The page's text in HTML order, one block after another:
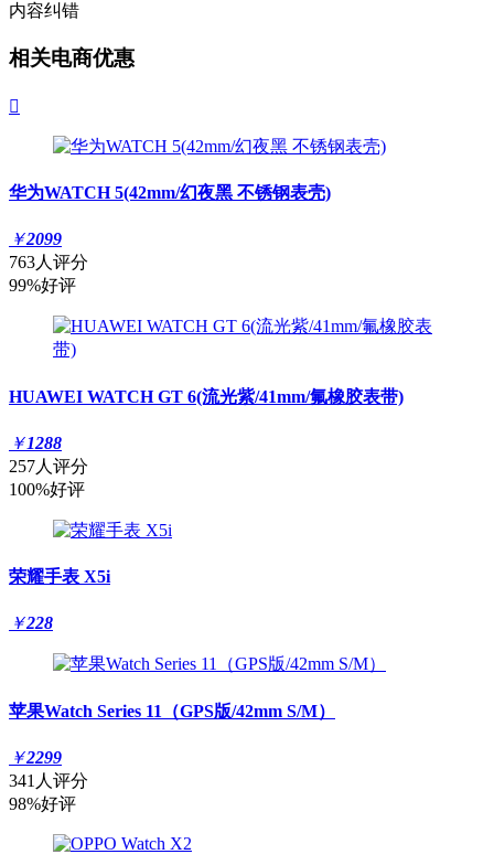
内容纠错
相关电商优惠

华为WATCH 5(42mm/幻夜黑 不锈钢表壳)
￥2099
763人评分
99%好评
HUAWEI WATCH GT 6(流光紫/41mm/氟橡胶表带)
￥1288
257人评分
100%好评
荣耀手表 X5i
￥228
苹果Watch Series 11（GPS版/42mm S/M）
￥2299
341人评分
98%好评